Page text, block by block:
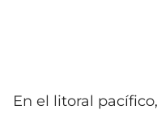
En el litoral pacífico,